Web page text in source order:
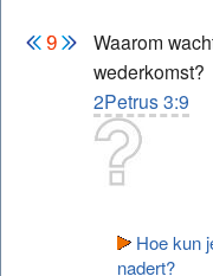
Waarom
wederkomst?
2Petrus 3:9
Hoe kun
nadert?